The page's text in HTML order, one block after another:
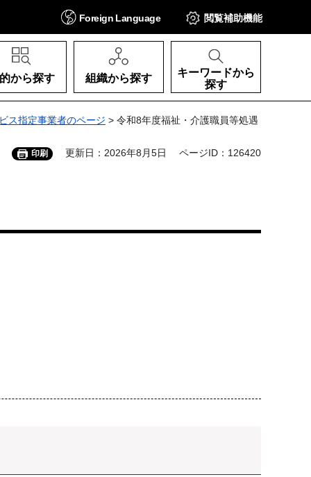
Foreign Language 閲覧補助機能
から探す 組織から探す
キーワードから
探す
ス指定事業者のページ > 令和8年度福祉・介護職員等処遇
印刷 更新日：2026年8月5日 ページID：126420